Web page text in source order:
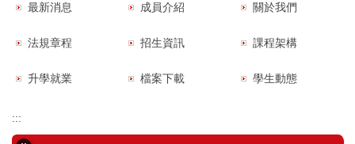
最新消息 成員介紹 關於我們
法規章程 招生資訊 課程架構
升學就業 檔案下載 學生動態
:::